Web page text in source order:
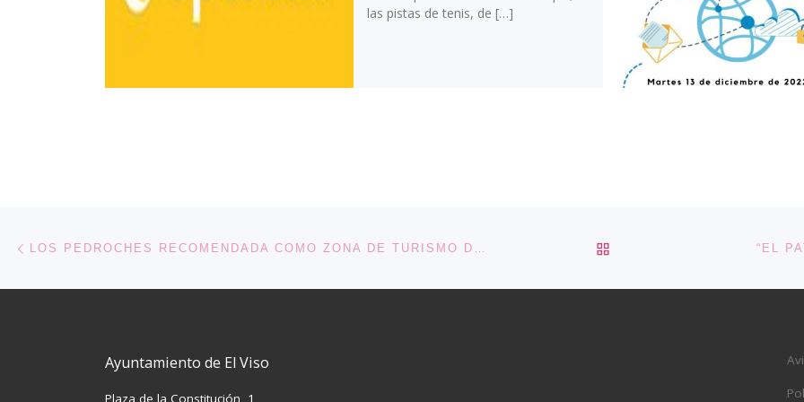
las pistas de tenis, de […]
Navegación de entradas LOS PEDROCHES RECOMENDADA COMO ZONA DE TURISMO DE AUTOCARAVANAS VOLVER A LA LISTA DE
“EL
Ayuntamiento de El Viso